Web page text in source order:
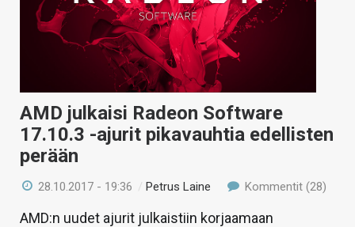
AMD julkaisi Radeon Software
17.10.3 -ajurit pikavauhtia edellisten
perään
28.10.2017 - 19:36 /Petrus Laine Kommentit (28)
AMD:n uudet ajurit julkaistiin korjaamaan